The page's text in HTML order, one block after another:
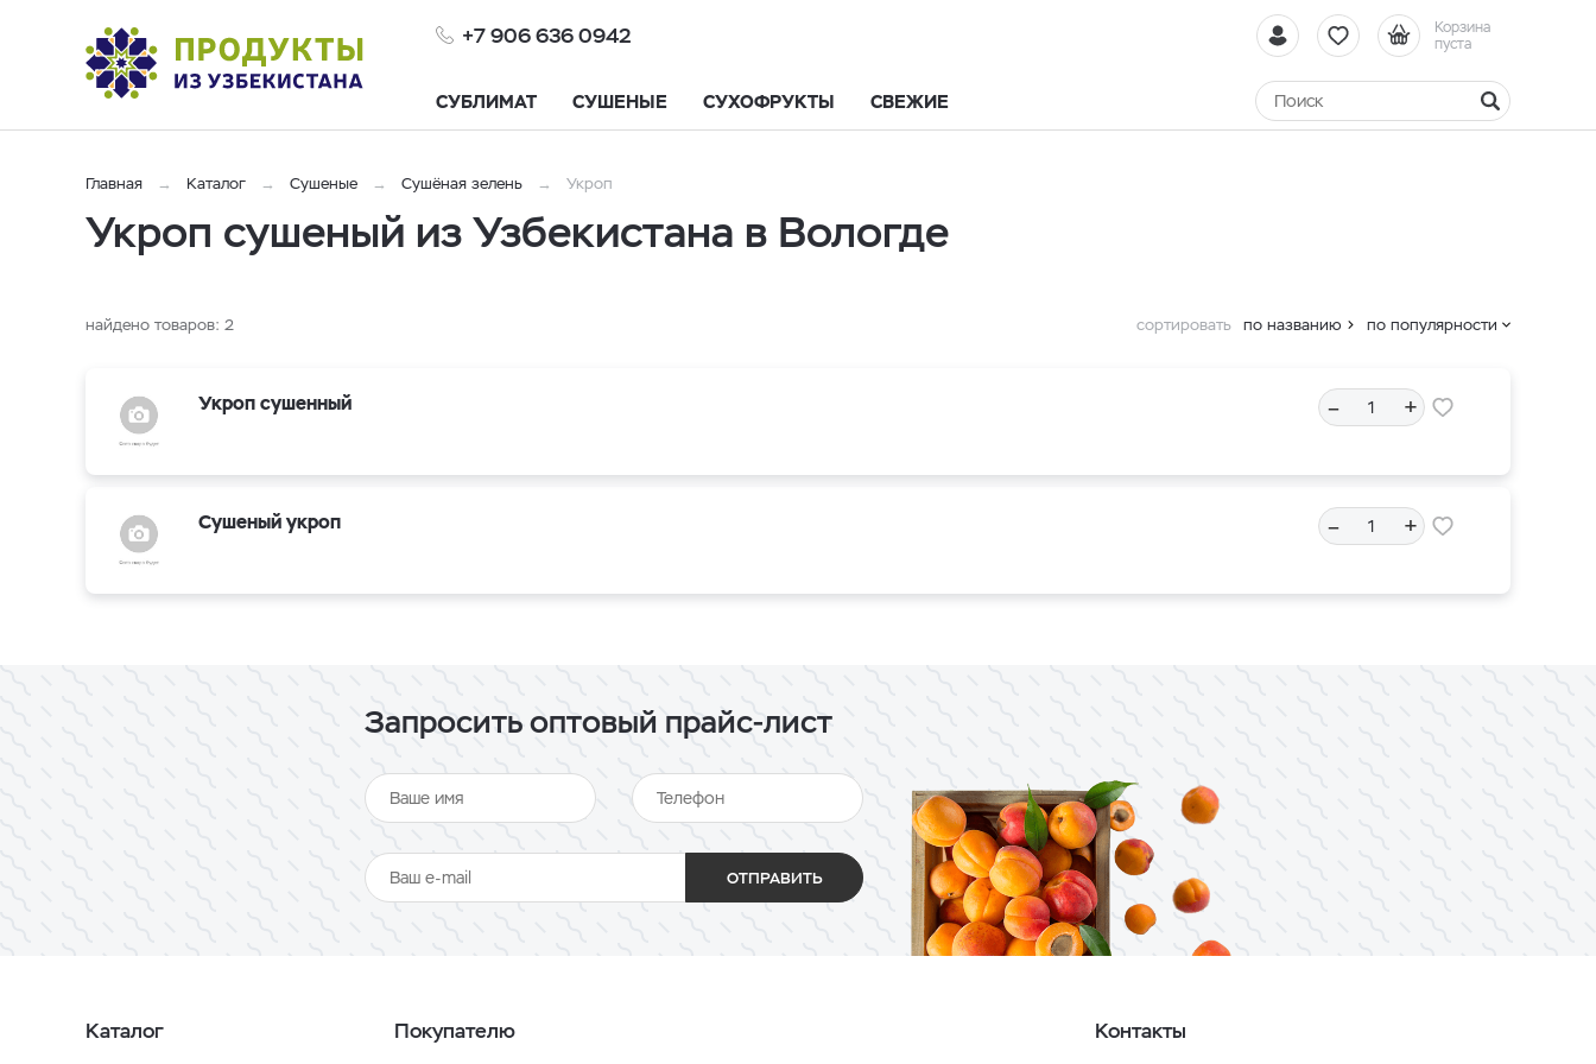
+7 906 636 0942
Корзина
пуста
СУБЛИМАТ СУШЕНЫЕ СУХОФРУКТЫ СВЕЖИЕ
Главная Каталог Сушеные Cушёная зелень Укроп
Укроп сушеный из Узбекистана в Вологде
найдено товаров: 2 сортировать по названию по популярности
Укроп сушенный – +
Сушеный укроп – +
Запросить оптовый прайс-лист
ОТПРАВИТЬ
Каталог Покупателю Контакты